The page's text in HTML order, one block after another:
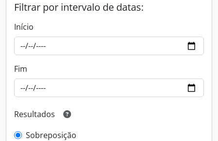
Filtrar por intervalo de datas:
Início
Fim
Resultados
Sobreposição